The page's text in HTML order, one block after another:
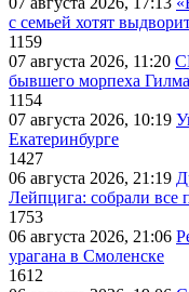
с семьей хотят
1159
07 августа 2026, 11:20
бывшего морпеха
1154
07 августа 2026, 10:19
Екатеринбурге
1427
06 августа 2026, 21:19
Лейпцига: собрали все
1753
06 августа 2026, 21:06
урагана в Смоленске
1612